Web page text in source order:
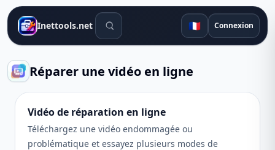
Inettools.net Outils de recherche 🇫🇷 Connexion
Réparer une vidéo en ligne
Vidéo de réparation en ligne
Téléchargez une vidéo endommagée ou
problématique et essayez plusieurs modes de